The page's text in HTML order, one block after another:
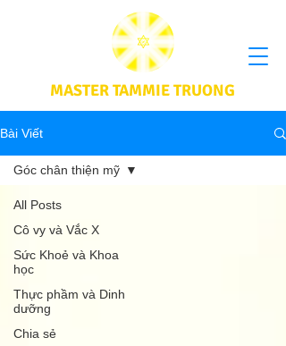
MASTER TAMMIE TRUONG
Bài Viết
All Posts
Cô vy và Vắc X
Sức Khoẻ và Khoa
học
Thực phầm và Dinh
dưỡng
Chia sẻ
Góc chân thiện mỹ